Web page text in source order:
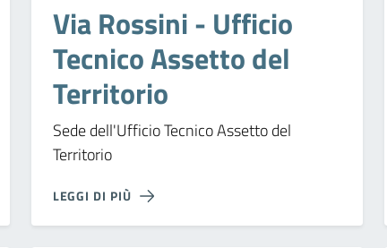
Via Rossini - Ufficio
Tecnico Assetto del
Territorio
Sede dell'Ufficio Tecnico Assetto del
Territorio
LEGGI DI PIÙ